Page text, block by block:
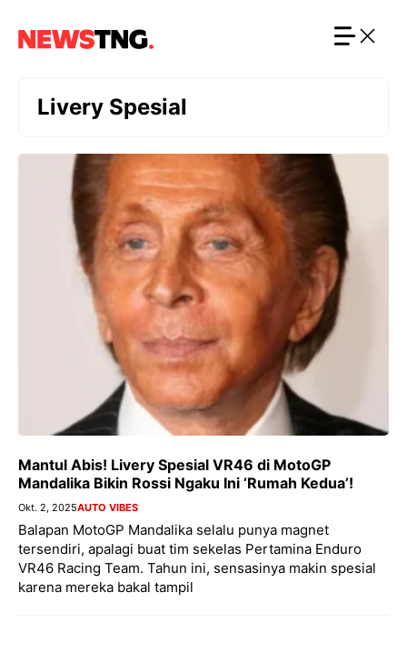
Livery Spesial
Mantul Abis! Livery Spesial VR46 di MotoGP
Mandalika Bikin Rossi Ngaku Ini ‘Rumah Kedua’!
Okt. 2, 2025AUTO VIBES
Balapan MotoGP Mandalika selalu punya magnet
tersendiri, apalagi buat tim sekelas Pertamina Enduro
VR46 Racing Team. Tahun ini, sensasinya makin spesial
karena mereka bakal tampil